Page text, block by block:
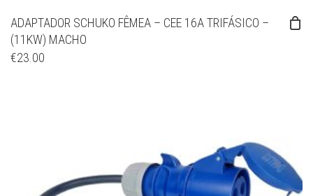
ADAPTADOR SCHUKO FÊMEA – CEE 16A TRIFÁSICO –
(11KW) MACHO
€23.00